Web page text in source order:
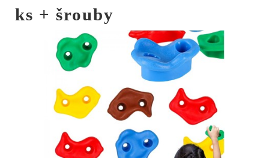
ks + šrouby